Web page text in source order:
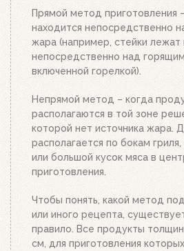
решетку для угля и подожгите
поставьте заполненный углем
стартер. Больше ничего
Топливо разгорится
зависимости от количества
Когда верхний уголь станет
брикетов покроется белым
уголь из стартера на решетку
будет просто отличным!
Прямой метод приготовления
находится непосредственно
жара (например, стейки лежат
непосредственно над
включенной горелкой).
Непрямой метод – когда
располагаются в той зоне
которой нет источника жара.
располагается по бокам
или большой кусок мяса в
приготовления.
Чтобы понять, какой метод
или иного рецепта,
правило. Все продукты
см, для приготовления